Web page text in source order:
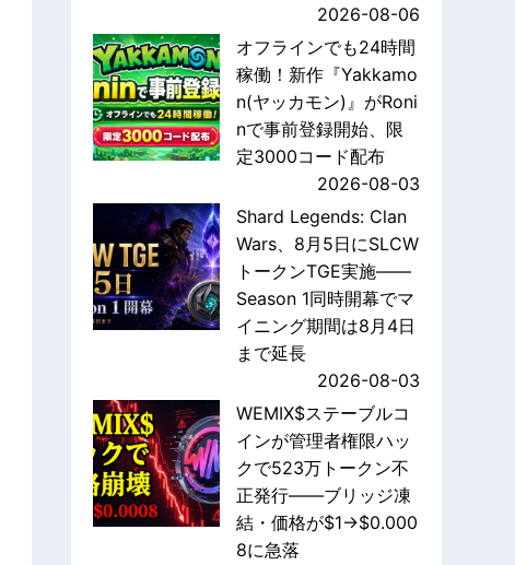
2026-08-06
オフラインでも24時間
稼働！新作『Yakkamo
n(ヤッカモン)』がRoni
nで事前登録開始、限
定3000コード配布
2026-08-03
Shard Legends: Clan
Wars、8月5日にSLCW
トークンTGE実施——
Season 1同時開幕でマ
イニング期間は8月4日
まで延長
2026-08-03
WEMIX$ステーブルコ
インが管理者権限ハッ
クで523万トークン不
正発行——ブリッジ凍
結・価格が$1→$0.000
8に急落